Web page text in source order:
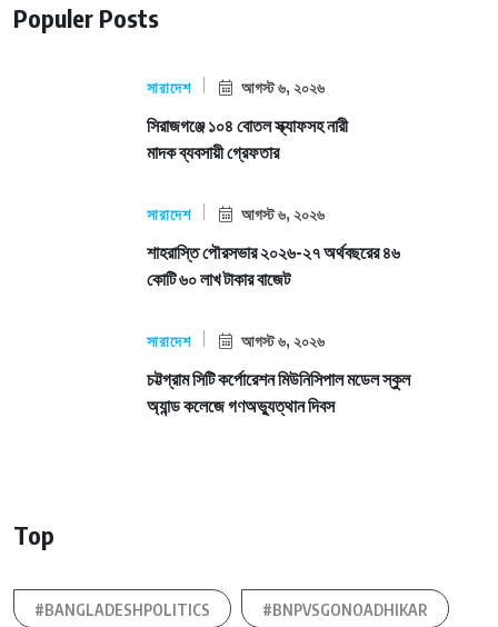
Populer Posts
সারাদেশ আগস্ট ৬, ২০২৬
সিরাজগঞ্জে ১০৪ বোতল স্ক্যাফসহ নারী
মাদক ব্যবসায়ী গ্রেফতার
সারাদেশ আগস্ট ৬, ২০২৬
শাহরাস্তি পৌরসভার ২০২৬-২৭ অর্থবছরের ৪৬
কোটি ৬০ লাখ টাকার বাজেট
সারাদেশ আগস্ট ৬, ২০২৬
চট্টগ্রাম সিটি কর্পোরেশন মিউনিসিপাল মডেল স্কুল
অ্যান্ড কলেজে গণঅভ্যুত্থান দিবস
Top
#BANGLADESHPOLITICS #BNPVSGONOADHIKAR